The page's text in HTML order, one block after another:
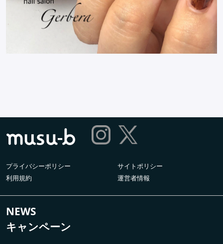
プライバシーポリシー
サイトポリシー
利用規約
運営者情報
NEWS
キャンペーン